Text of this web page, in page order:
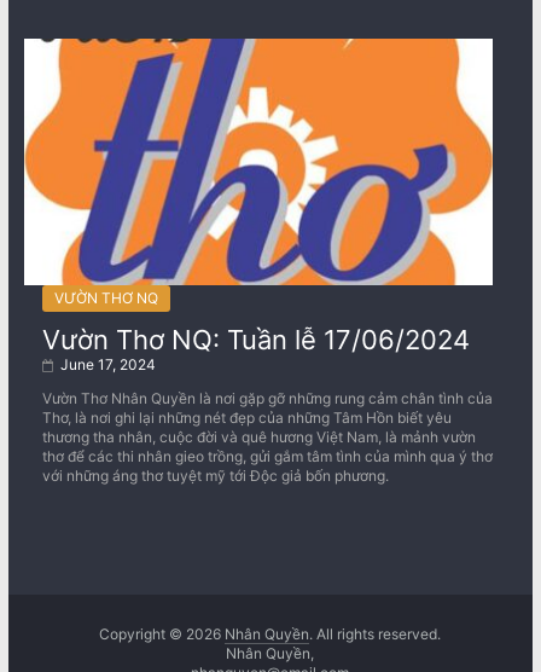
VƯỜN THƠ NQ
Vườn Thơ NQ: Tuần lễ 17/06/2024
June 17, 2024
Vườn Thơ Nhân Quyền là nơi gặp gỡ những rung cảm chân tình của
Thơ, là nơi ghi lại những nét đẹp của những Tâm Hồn biết yêu
thương tha nhân, cuộc đời và quê hương Việt Nam, là mảnh vườn
thơ để các thi nhân gieo trồng, gửi gắm tâm tình của mình qua ý thơ
với những áng thơ tuyệt mỹ tới Độc giả bốn phương.
Copyright © 2026 Nhân Quyền. All rights reserved.
Nhân Quyền,